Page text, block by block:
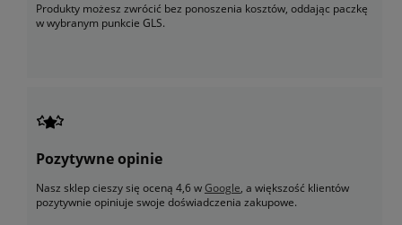
Produkty możesz zwrócić bez ponoszenia kosztów, oddając paczkę
w wybranym punkcie GLS.
Pozytywne opinie
Nasz sklep cieszy się oceną 4,6 wGoogle, a większość klientów
pozytywnie opiniuje swoje doświadczenia zakupowe.